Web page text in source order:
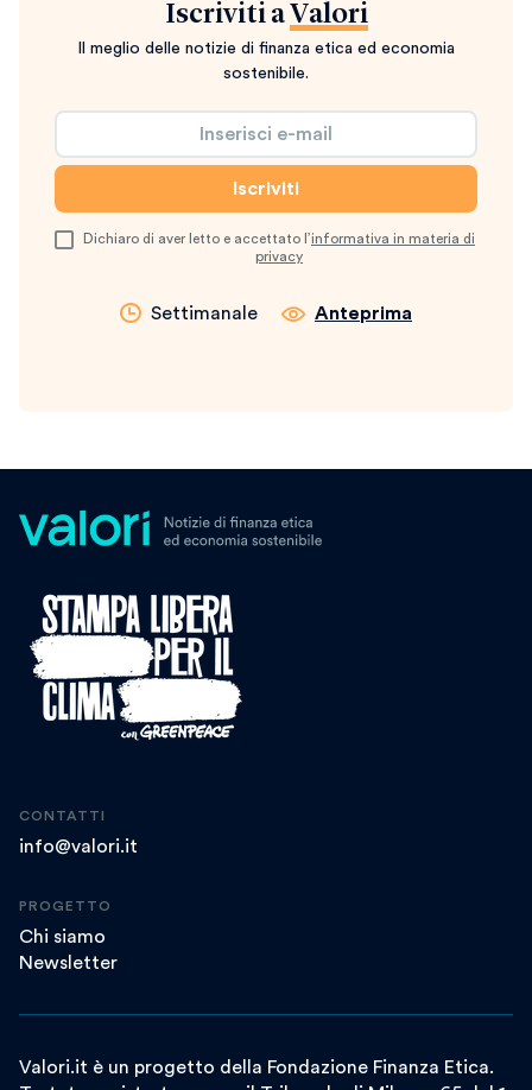
Iscriviti a Valori
Il meglio delle notizie di finanza etica ed economia
sostenibile.
Dichiaro di aver letto e accettato l’informativa in materia di
privacy
Settimanale Anteprima
CONTATTI
info@valori.it
PROGETTO
Chi siamo
Newsletter
Valori.it è un progetto della Fondazione Finanza Etica.